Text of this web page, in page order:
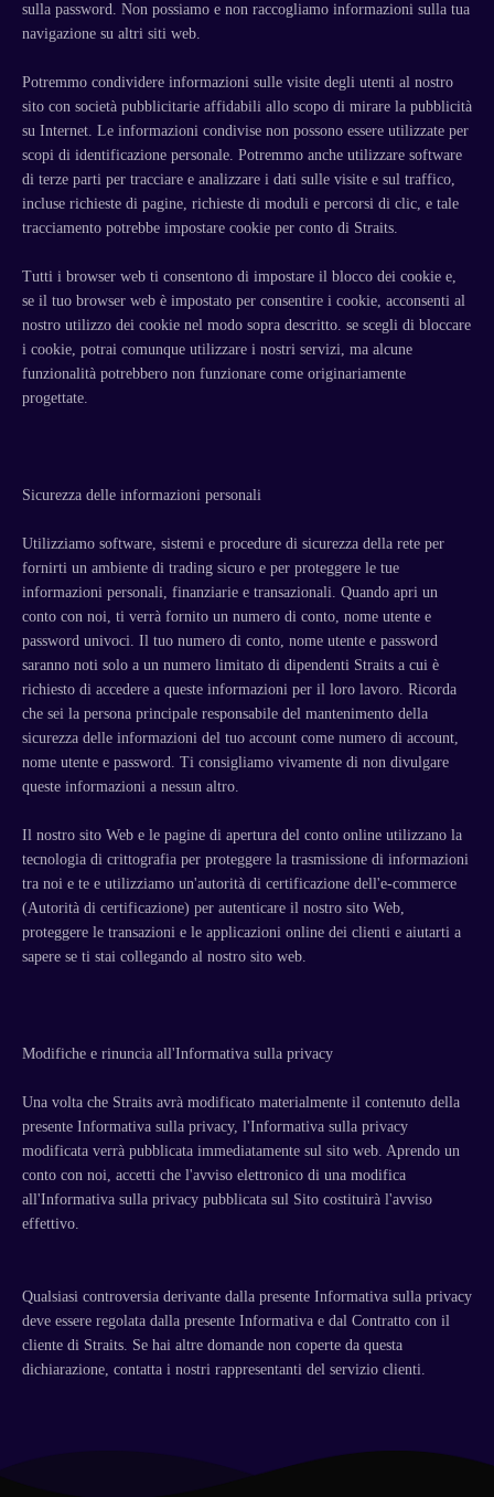
sulla password. Non possiamo e non raccogliamo informazioni sulla tua
navigazione su altri siti web.
Potremmo condividere informazioni sulle visite degli utenti al nostro
sito con società pubblicitarie affidabili allo scopo di mirare la pubblicità
su Internet. Le informazioni condivise non possono essere utilizzate per
scopi di identificazione personale. Potremmo anche utilizzare software
di terze parti per tracciare e analizzare i dati sulle visite e sul traffico,
incluse richieste di pagine, richieste di moduli e percorsi di clic, e tale
tracciamento potrebbe impostare cookie per conto di Straits.
Tutti i browser web ti consentono di impostare il blocco dei cookie e,
se il tuo browser web è impostato per consentire i cookie, acconsenti al
nostro utilizzo dei cookie nel modo sopra descritto. se scegli di bloccare
i cookie, potrai comunque utilizzare i nostri servizi, ma alcune
funzionalità potrebbero non funzionare come originariamente
progettate.
Sicurezza delle informazioni personali
Utilizziamo software, sistemi e procedure di sicurezza della rete per
fornirti un ambiente di trading sicuro e per proteggere le tue
informazioni personali, finanziarie e transazionali. Quando apri un
conto con noi, ti verrà fornito un numero di conto, nome utente e
password univoci. Il tuo numero di conto, nome utente e password
saranno noti solo a un numero limitato di dipendenti Straits a cui è
richiesto di accedere a queste informazioni per il loro lavoro. Ricorda
che sei la persona principale responsabile del mantenimento della
sicurezza delle informazioni del tuo account come numero di account,
nome utente e password. Ti consigliamo vivamente di non divulgare
queste informazioni a nessun altro.
Il nostro sito Web e le pagine di apertura del conto online utilizzano la
tecnologia di crittografia per proteggere la trasmissione di informazioni
tra noi e te e utilizziamo un'autorità di certificazione dell'e-commerce
(Autorità di certificazione) per autenticare il nostro sito Web,
proteggere le transazioni e le applicazioni online dei clienti e aiutarti a
sapere se ti stai collegando al nostro sito web.
Modifiche e rinuncia all'Informativa sulla privacy
Una volta che Straits avrà modificato materialmente il contenuto della
presente Informativa sulla privacy, l'Informativa sulla privacy
modificata verrà pubblicata immediatamente sul sito web. Aprendo un
conto con noi, accetti che l'avviso elettronico di una modifica
all'Informativa sulla privacy pubblicata sul Sito costituirà l'avviso
effettivo.
Qualsiasi controversia derivante dalla presente Informativa sulla privacy
deve essere regolata dalla presente Informativa e dal Contratto con il
cliente di Straits. Se hai altre domande non coperte da questa
dichiarazione, contatta i nostri rappresentanti del servizio clienti.